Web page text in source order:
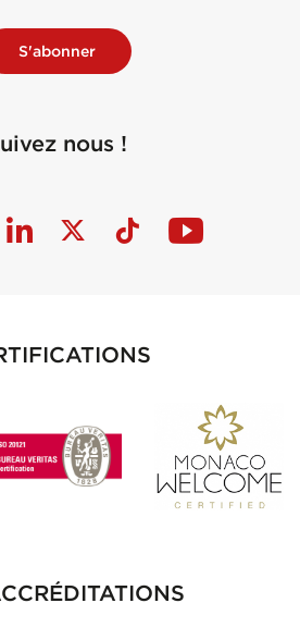
S'abonner
nous !